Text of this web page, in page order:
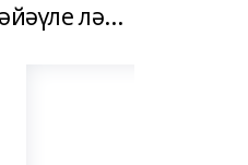
лә...